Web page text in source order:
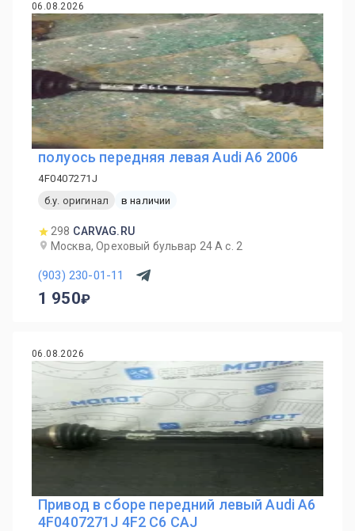
06.08.2026
полуось передняя левая Audi A6 2006
4F0407271J
б.у. оригинал
в наличии
298 CARVAG.RU
Москва, Ореховый бульвар 24 А с. 2
(903) 230-01-11
1 950
06.08.2026
Привод в сборе передний левый Audi A6
4F0407271J 4F2 C6 CAJ